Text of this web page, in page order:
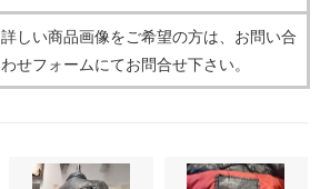
詳しい商品画像をご希望の方は、お問い合
わせフォームにてお問合せ下さい。